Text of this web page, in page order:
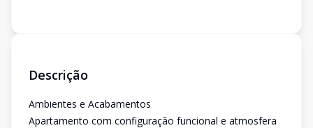
Descrição
Ambientes e Acabamentos
Apartamento com configuração funcional e atmosfera